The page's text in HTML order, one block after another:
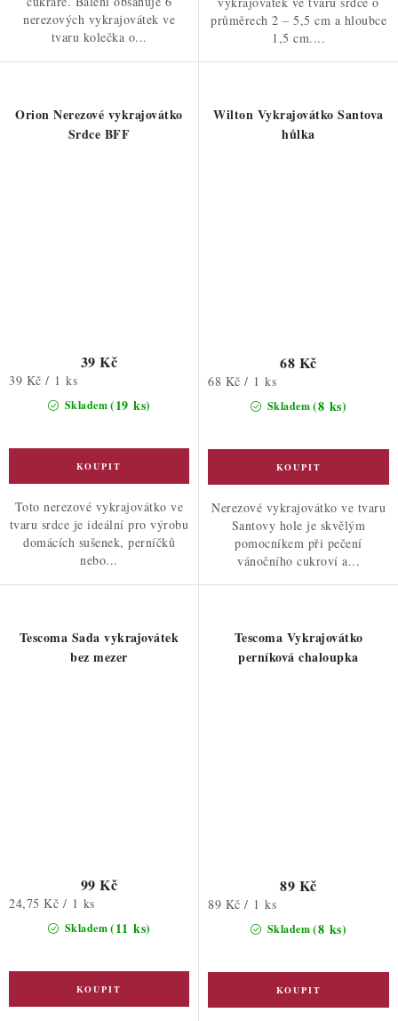
nerezových vykrajovátek ve
tvaru kolečka o...
průměrech 2 – 5,5 cm a hloubce
1,5 cm....
Orion Nerezové vykrajovátko
Srdce BFF
Skladem(19 ks)
39 Kč
Měrná
39 Kč / 1 ks
Toto nerezové vykrajovátko ve
tvaru srdce je ideální pro výrobu
domácích sušenek, perníčků
nebo...
Wilton Vykrajovátko Santova
hůlka
Skladem(8 ks)
68 Kč
Měrná
68 Kč / 1 ks
Nerezové vykrajovátko ve tvaru
Santovy hole je skvělým
pomocníkem při pečení
vánočního cukroví a...
Tescoma Sada vykrajovátek
bez mezer
Skladem(11 ks)
99 Kč
Měrná
24,75 Kč / 1 ks
Tescoma Vykrajovátko
perníková chaloupka
Skladem(8 ks)
89 Kč
Měrná
89 Kč / 1 ks